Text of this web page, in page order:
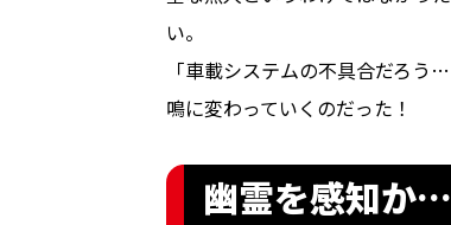
い。
「車載システムの不具合だろ
鳴に変わっていくのだった――！
幽霊を感知か